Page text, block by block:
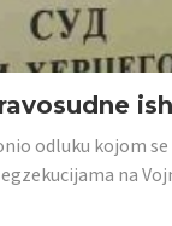
odluku kojom
na